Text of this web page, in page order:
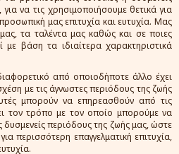
να τις χρησιμοποιήσουμε θετικά για
μας επιτυχία και ευτυχία. Μας
μας, τα ταλέντα μας καθώς και σε ποιες
βάση τα ιδιαίτερα χαρακτηριστικά
από οποιοδήποτε άλλο έχει
με τις άγνωστες περιόδους της ζωής
μπορούν να επηρεασθούν από τις
τον τρόπο με τον οποίο μπορούμε να
δυσμενείς περιόδους της ζωής μας, ώστε
περισσότερη επαγγελματική επιτυχία,